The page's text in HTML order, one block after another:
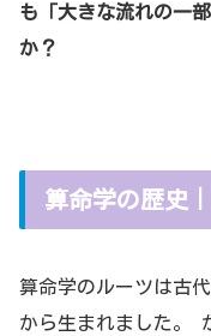
も「大きな流れの一
か？
算命学の歴史
算命学のルーツは古
から生まれました。